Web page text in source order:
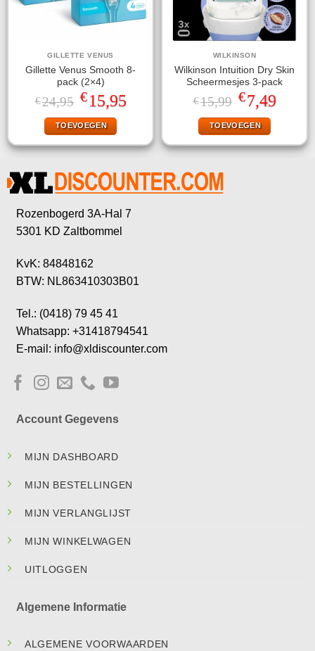
GILLETTE VENUS
Gillette Venus Smooth 8-
pack (2×4)
€24,95 Oorspronkelijke
prijs
was:
€24,95.
€15,95Huidige
prijs
TOEVOEGEN
WILKINSON
Wilkinson Intuition Dry Skin
Scheermesjes 3-pack
€15,99 Oorspronkelijke
prijs
was:
€15,99.
€7,49Huidige
prijs
TOEVOEGEN
Rozenbogerd 3A-Hal 7
5301 KD Zaltbommel
KvK: 84848162
BTW: NL863410303B01
Tel.: (0418) 79 45 41
Whatsapp: +31418794541
E-mail: info@xldiscounter.com
Account Gegevens
MIJN DASHBOARD
MIJN BESTELLINGEN
MIJN VERLANGLIJST
MIJN WINKELWAGEN
UITLOGGEN
Algemene Informatie
ALGEMENE VOORWAARDEN